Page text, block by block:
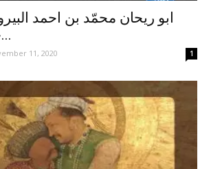
ابو ریحان محمّد بن احمد
چند حقائق جن...
11, 2020 1